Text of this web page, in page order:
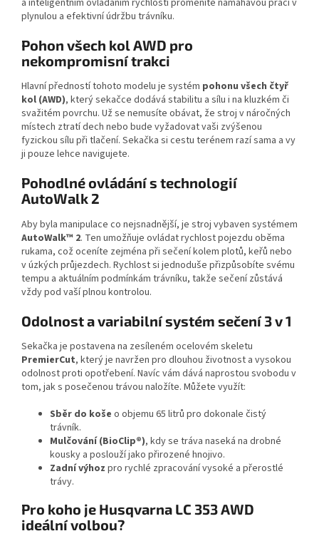
plynulou a efektivní údržbu trávníku.
Pohon všech kol AWD pro
nekompromisní trakci
Hlavní předností tohoto modelu je systém pohonu všech čtyř
kol (AWD), který sekačce dodává stabilitu a sílu i na kluzkém či
svažitém povrchu. Už se nemusíte obávat, že stroj v náročných
místech ztratí dech nebo bude vyžadovat vaši zvýšenou
fyzickou sílu při tlačení. Sekačka si cestu terénem razí sama a vy
ji pouze lehce navigujete.
Pohodlné ovládání s technologií
AutoWalk 2
Aby byla manipulace co nejsnadnější, je stroj vybaven systémem
AutoWalk™ 2. Ten umožňuje ovládat rychlost pojezdu oběma
rukama, což oceníte zejména při sečení kolem plotů, keřů nebo
v úzkých průjezdech. Rychlost si jednoduše přizpůsobíte svému
tempu a aktuálním podmínkám trávníku, takže sečení zůstává
vždy pod vaší plnou kontrolou.
Odolnost a variabilní systém sečení 3 v 1
Sekačka je postavena na zesíleném ocelovém skeletu
PremierCut, který je navržen pro dlouhou životnost a vysokou
odolnost proti opotřebení. Navíc vám dává naprostou svobodu v
tom, jak s posečenou trávou naložíte. Můžete využít:
Sběr do koše o objemu 65 litrů pro dokonale čistý
trávník.
Mulčování (BioClip®), kdy se tráva naseká na drobné
kousky a poslouží jako přirozené hnojivo.
Zadní výhoz pro rychlé zpracování vysoké a přerostlé
trávy.
Pro koho je Husqvarna LC 353 AWD
ideální volbou?